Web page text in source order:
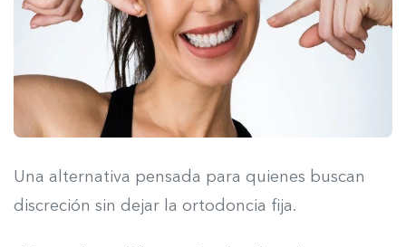
Una alternativa pensada para quienes buscan
discreción sin dejar la ortodoncia fija.